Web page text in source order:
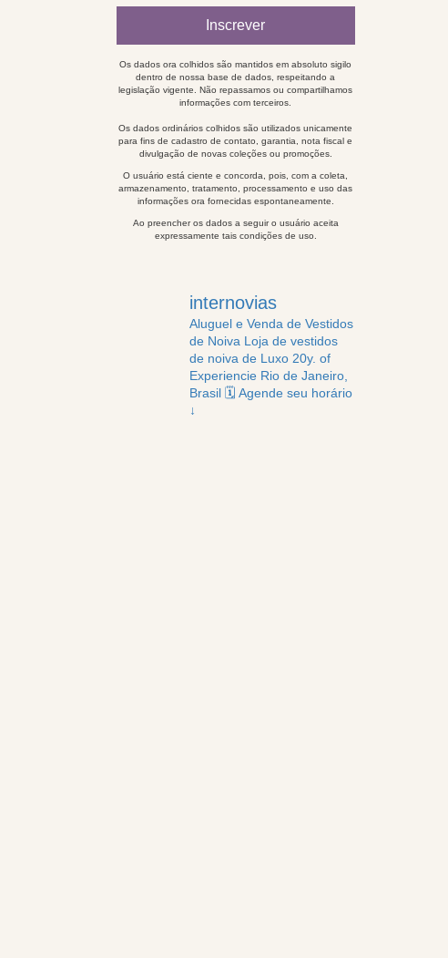
Os dados ora colhidos são mantidos em absoluto sigilo
dentro de nossa base de dados, respeitando a
legislação vigente. Não repassamos ou compartilhamos
informações com terceiros.
Os dados ordinários colhidos são utilizados unicamente
para fins de cadastro de contato, garantia, nota fiscal e
divulgação de novas coleções ou promoções.
O usuário está ciente e concorda, pois, com a coleta,
armazenamento, tratamento, processamento e uso das
informações ora fornecidas espontaneamente.
Ao preencher os dados a seguir o usuário aceita
expressamente tais condições de uso.
internovias
Aluguel e Venda de Vestidos
de NoivaLoja de vestidos
de noiva de Luxo20y. of
ExperiencieRio de Janeiro,
Brasil 🗓️ Agende seu horário
↓